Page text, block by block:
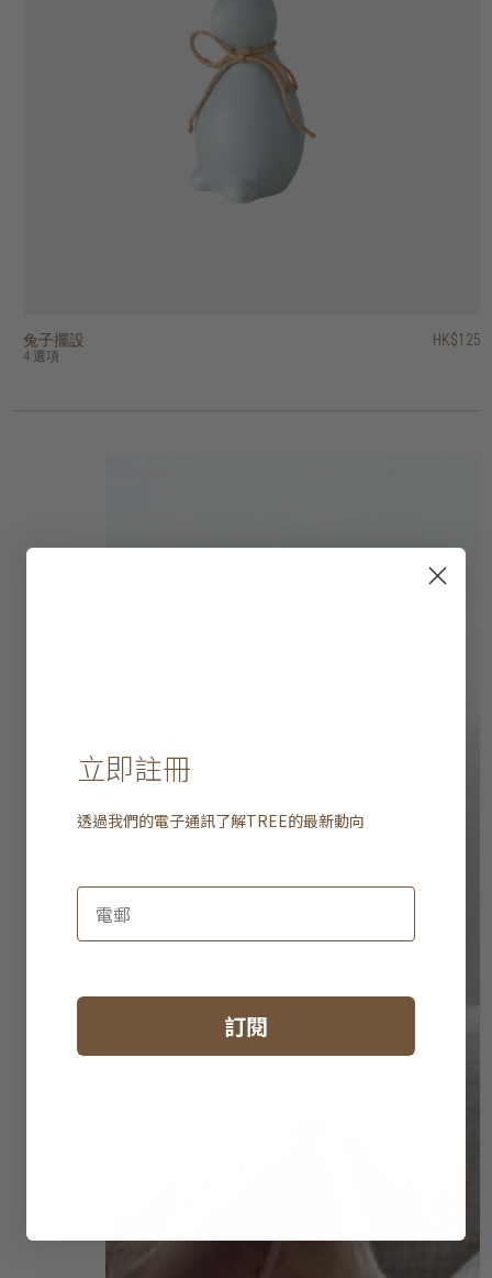
兔子擺設
4 選項
HK$125
香港區域印花容器
2 選項
HK$375
螺旋印花容器
2 選項
HK$375
裝飾蘋果
2 選項
HK$145
柚木容器連蓋 HK$195
柚木淺口碗 HK$395
混合天然物雙色掛牆裝飾 HK$1,950
籐製網格掛牆裝飾 HK$1,950
雲石蛋形紙鎮
3 選項
HK$95
雲石容器 (連纖細蓋子)
2 選項
HK$395
立即註冊
透過我們的電子通訊了解TREE的最新動向
訂閱